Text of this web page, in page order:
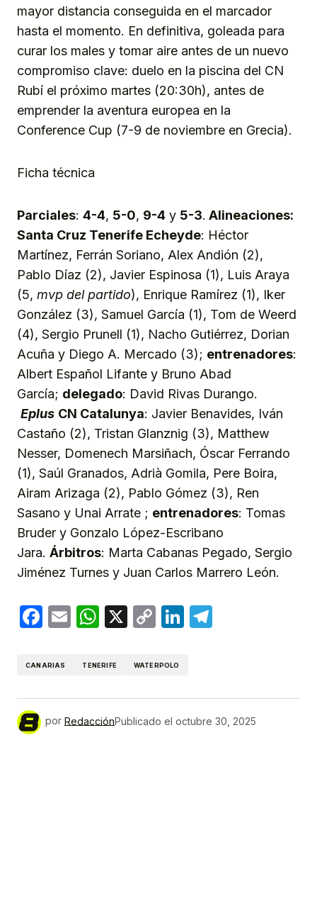
mayor distancia conseguida en el marcador
hasta el momento. En definitiva, goleada para
curar los males y tomar aire antes de un nuevo
compromiso clave: duelo en la piscina del CN
Rubí el próximo martes (20:30h), antes de
emprender la aventura europea en la
Conference Cup (7-9 de noviembre en Grecia).
Ficha técnica
Parciales: 4-4, 5-0, 9-4 y 5-3. Alineaciones:
Santa Cruz Tenerife Echeyde: Héctor
Martínez, Ferrán Soriano, Alex Andión (2),
Pablo Díaz (2), Javier Espinosa (1), Luis Araya
(5, mvp del partido), Enrique Ramírez (1), Iker
González (3), Samuel García (1), Tom de Weerd
(4), Sergio Prunell (1), Nacho Gutiérrez, Dorian
Acuña y Diego A. Mercado (3); entrenadores:
Albert Español Lifante y Bruno Abad
García; delegado: David Rivas Durango.
Eplus CN Catalunya: Javier Benavides, Iván
Castaño (2), Tristan Glanznig (3), Matthew
Nesser, Domenech Marsiñach, Óscar Ferrando
(1), Saúl Granados, Adrià Gomila, Pere Boira,
Airam Arizaga (2), Pablo Gómez (3), Ren
Sasano y Unai Arrate ; entrenadores: Tomas
Bruder y Gonzalo López-Escribano
Jara. Árbitros: Marta Cabanas Pegado, Sergio
Jiménez Turnes y Juan Carlos Marrero León.
Facebook
EmailWhatsApp
X
CopyLinkedIn
CANARIAS TENERIFE WATERPOLO
por RedacciónPublicado el octubre 30, 2025